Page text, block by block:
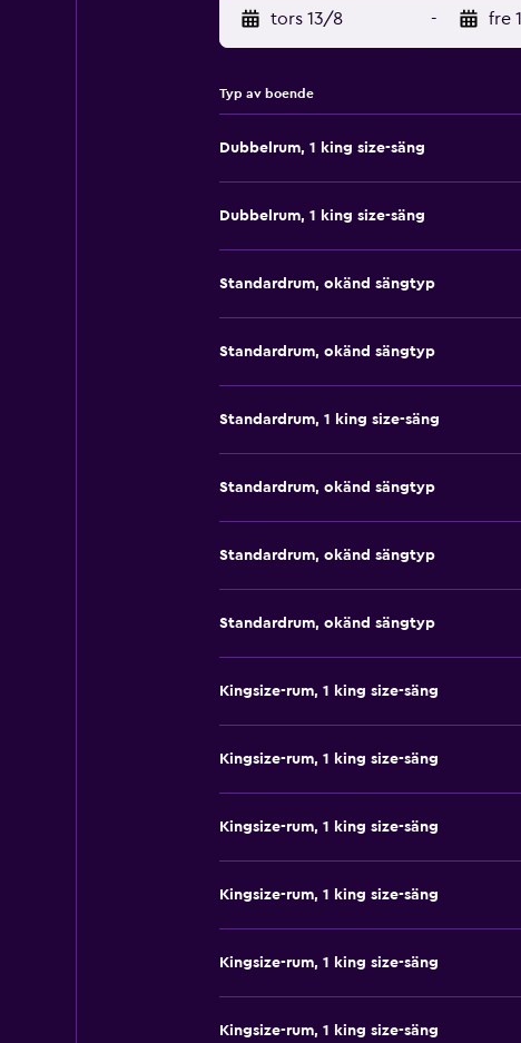
tors 13/8 - fre
Typ av boende
Dubbelrum, 1 king size-säng
Dubbelrum, 1 king size-säng
Standardrum, okänd sängtyp
Standardrum, okänd sängtyp
Standardrum, 1 king size-säng
Standardrum, okänd sängtyp
Standardrum, okänd sängtyp
Standardrum, okänd sängtyp
Kingsize-rum, 1 king size-säng
Kingsize-rum, 1 king size-säng
Kingsize-rum, 1 king size-säng
Kingsize-rum, 1 king size-säng
Kingsize-rum, 1 king size-säng
Kingsize-rum, 1 king size-säng